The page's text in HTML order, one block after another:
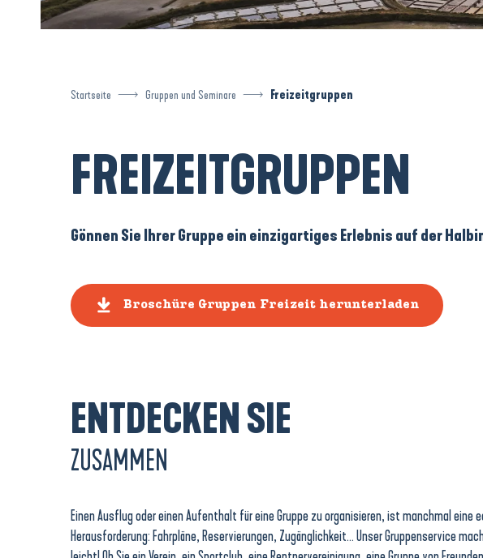
Startseite Gruppen und Seminare Freizeitgruppen
FREIZEITGRUPPEN
Gönnen Sie Ihrer Gruppe ein einzigartiges Erlebnis auf der
Broschüre Gruppen Freizeit herunterladen
ENTDECKEN SIE
ZUSAMMEN
Einen Ausflug oder einen Aufenthalt für eine Gruppe zu organisieren, ist manchmal eine
Herausforderung: Fahrpläne, Reservierungen, Zugänglichkeit… Unser Gruppenservice